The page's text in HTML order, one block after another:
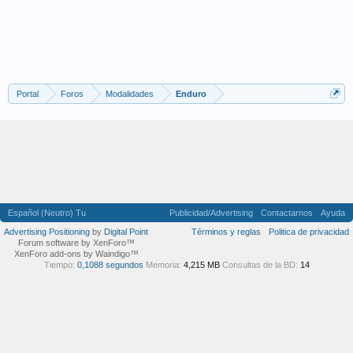
Portal Foros Modalidades Enduro
Español (Neutro) Tu Publicidad/Advertising Contactarnos
Ayuda
Términos y reglas
Politica de privacidad
Advertising Positioning by Digital Point
Forum software by XenForo™
XenForo add-ons by Waindigo™
Tiempo: 0,1088 segundos Memoria: 4,215 MB Consultas de la BD: 14